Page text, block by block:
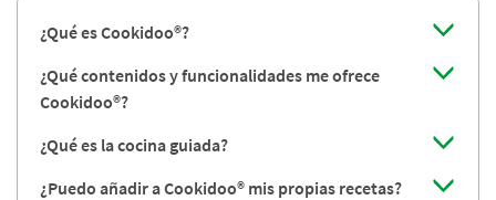
¿Qué es Cookidoo®?
¿Qué contenidos y funcionalidades me ofrece
Cookidoo®?
¿Qué es la cocina guiada?
¿Puedo añadir a Cookidoo® mis propias recetas?